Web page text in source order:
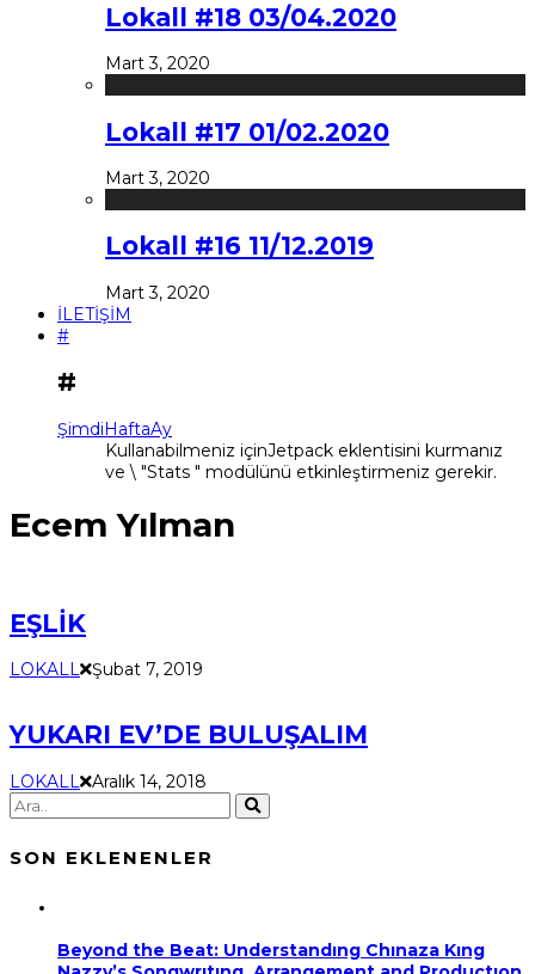
Lokall #18 03/04.2020
Mart 3, 2020
Lokall #17 01/02.2020
Mart 3, 2020
Lokall #16 11/12.2019
Mart 3, 2020
İLETİŞİM
#
#
ŞimdiHaftaAy
Kullanabilmeniz içinJetpack eklentisini kurmanız
ve \ "Stats " modülünü etkinleştirmeniz gerekir.
Ecem Yılman
EŞLİK
LOKALL Şubat 7, 2019
YUKARI EV’DE BULUŞALIM
LOKALL Aralık 14, 2018
SON EKLENENLER
Beyond the Beat: Understandıng Chınaza Kıng